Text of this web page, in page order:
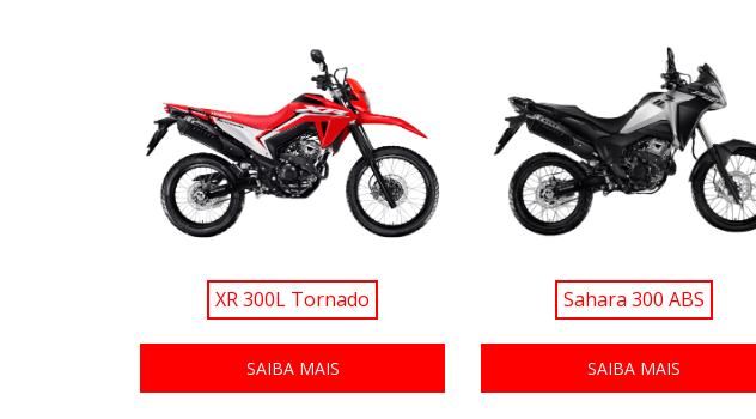
XR 300L Tornado
SAIBA MAIS
Sahara 300 ABS
SAIBA MAIS